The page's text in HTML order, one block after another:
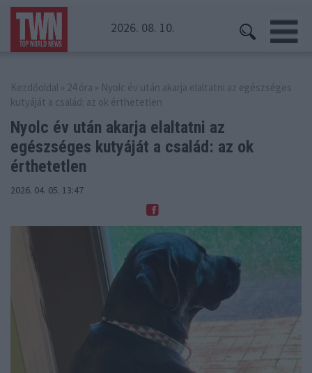
2026. 08. 10.
Kezdőoldal » 24 óra » Nyolc év után akarja elaltatni az egészséges
kutyáját a család: az ok érthetetlen
Nyolc év után akarja elaltatni az
egészséges kutyáját a család: az ok
érthetetlen
2026. 04. 05. 13:47